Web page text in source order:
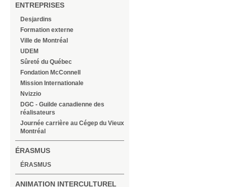
ENTREPRISES
Desjardins
Formation externe
Ville de Montréal
UDEM
Sûreté du Québec
Fondation McConnell
Mission Internationale
Nvizzio
DGC - Guilde canadienne des
réalisateurs
Journée carrière au Cégep du Vieux
Montréal
ÉRASMUS
ÉRASMUS
ANIMATION INTERCULTUREL